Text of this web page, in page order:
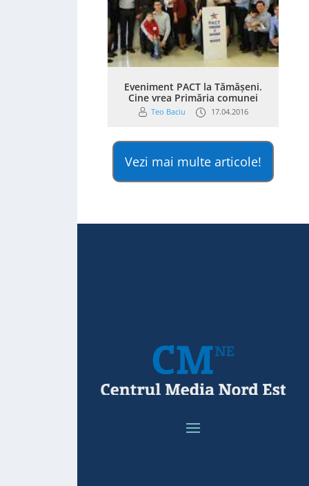
Eveniment PACT la Tămășeni.
Cine vrea Primăria comunei
Teo Baciu 17.04.2016
Vezi mai multe articole!